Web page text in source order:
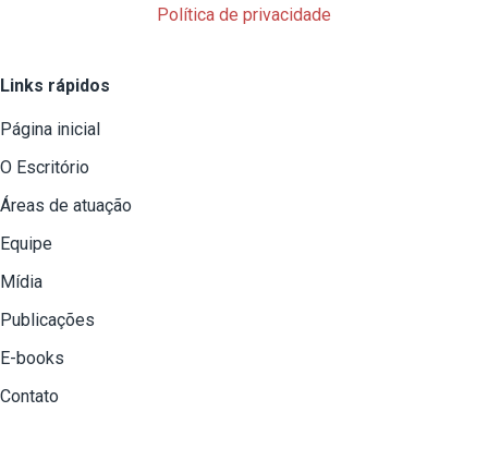
Política de privacidade
Links rápidos
Página inicial
O Escritório
Áreas de atuação
Equipe
Mídia
Publicações
E-books
Contato